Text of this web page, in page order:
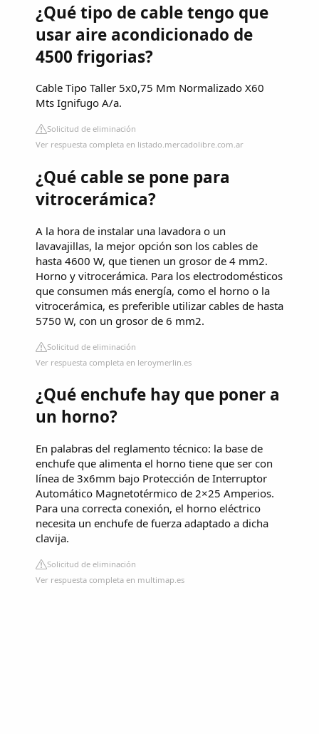
¿Qué tipo de cable tengo que
usar aire acondicionado de
4500 frigorias?
Cable Tipo Taller 5x0,75 Mm Normalizado X60
Mts Ignifugo A/a.
Solicitud de eliminación
Ver respuesta completa en listado.mercadolibre.com.ar
¿Qué cable se pone para
vitrocerámica?
A la hora de instalar una lavadora o un
lavavajillas, la mejor opción son los cables de
hasta 4600 W, que tienen un grosor de 4 mm2.
Horno y vitrocerámica. Para los electrodomésticos
que consumen más energía, como el horno o la
vitrocerámica, es preferible utilizar cables de hasta
5750 W, con un grosor de 6 mm2.
Solicitud de eliminación
Ver respuesta completa en leroymerlin.es
¿Qué enchufe hay que poner a
un horno?
En palabras del reglamento técnico: la base de
enchufe que alimenta el horno tiene que ser con
línea de 3x6mm bajo Protección de Interruptor
Automático Magnetotérmico de 2×25 Amperios.
Para una correcta conexión, el horno eléctrico
necesita un enchufe de fuerza adaptado a dicha
clavija.
Solicitud de eliminación
Ver respuesta completa en multimap.es